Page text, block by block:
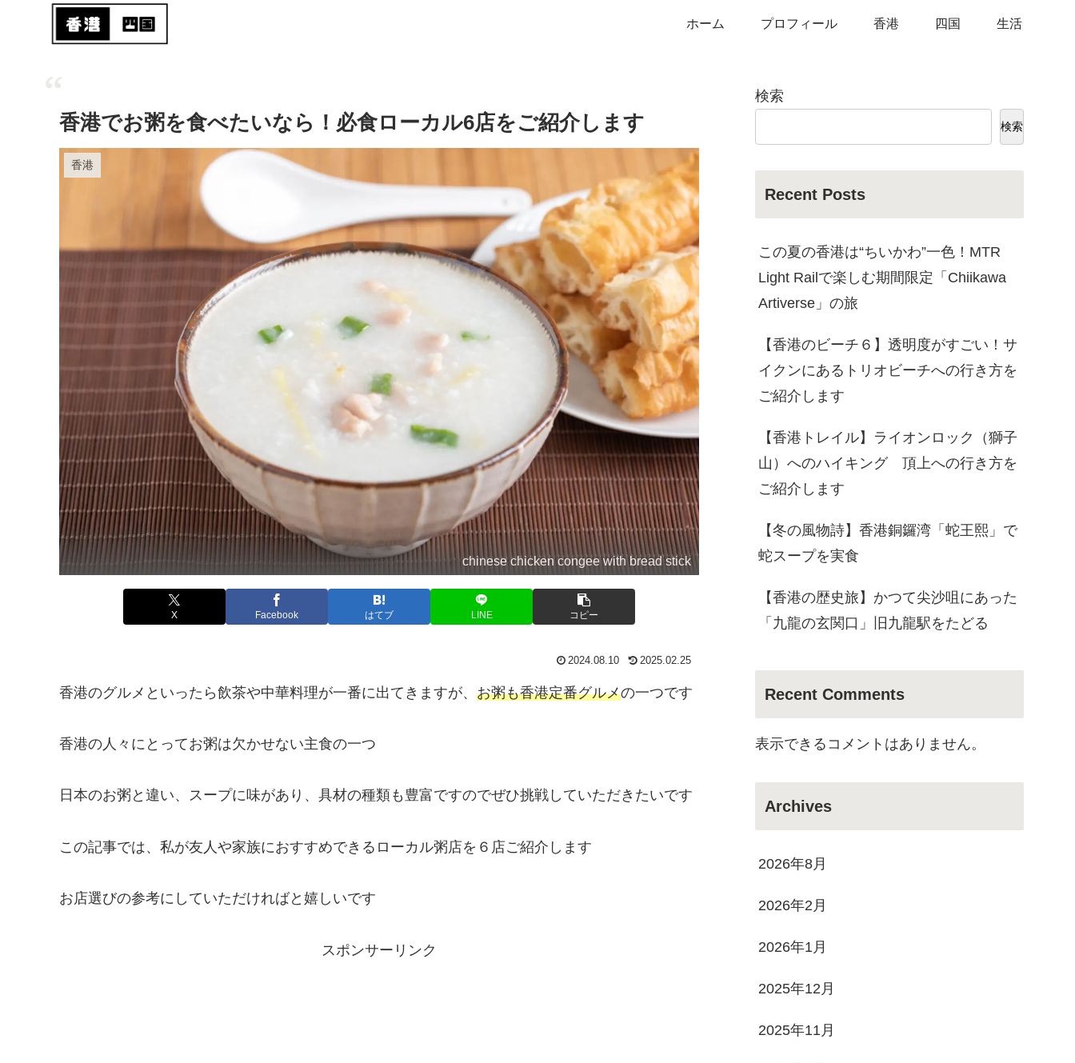
ホーム プロフィール 香港 四国 生活
香港でお粥を食べたいなら！必食ローカル6店をご紹介します
香港
chinese chicken congee with bread stick
X Facebook はてブ LINE コピー
2024.08.10 2025.02.25
香港のグルメといったら飲茶や中華料理が一番に出てきますが、 お粥も香港定番グルメの一つです
香港の人々にとってお粥は欠かせない主食の一つ
日本のお粥と違い、スープに味があり、具材の種類も豊富ですのでぜひ挑戦していただきたいです
この記事では、私が友人や家族におすすめできるローカル粥店を６店ご紹介します
お店選びの参考にしていただければと嬉しいです
スポンサーリンク
検索
検索
Recent Posts
この夏の香港は“ちいかわ”一色！MTR
Light Railで楽しむ期間限定「Chiikawa
Artiverse」の旅
【香港のビーチ６】透明度がすごい！サ
イクンにあるトリオビーチへの行き方を
ご紹介します
【香港トレイル】ライオンロック（獅子
山）へのハイキング 頂上への行き方を
ご紹介します
【冬の風物詩】香港銅鑼湾「蛇王熙」で
蛇スープを実食
【香港の歴史旅】かつて尖沙咀にあった
「九龍の玄関口」旧九龍駅をたどる
Recent Comments
表示できるコメントはありません。
Archives
2026年8月
2026年2月
2026年1月
2025年12月
2025年11月